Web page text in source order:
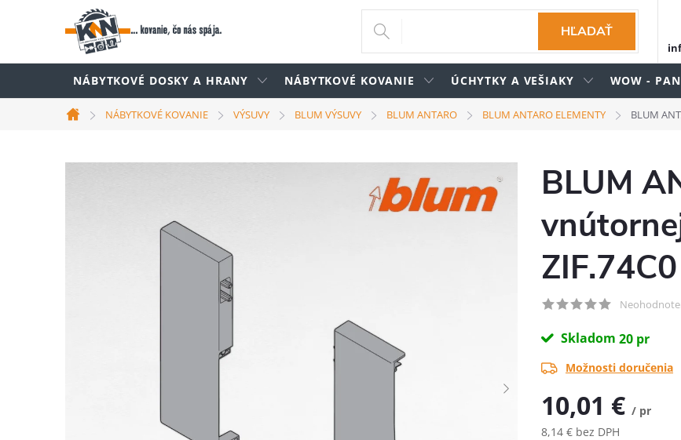
HĽADAŤ
NÁBYTKOVÉ DOSKY A HRANY NÁBYTKOVÉ KOVANIE ÚCHYTKY A VEŠIAKY WOW -
Domov
NÁBYTKOVÉ KOVANIE VÝSUVY BLUM VÝSUVY BLUM ANTARO BLUM ANTARO ELEMENTY BLUM
BLUM
Skladom 20 pr
Možnosti doručenia
10,01 € / pr
8,14 € bez DPH